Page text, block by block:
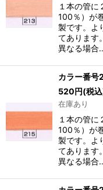
１本の管に
100％）が
製です。よ
てあります
異なる場合
カラー番号
520円(税
在庫あり
１本の管に
100％）が
製です。よ
てあります
異なる場合